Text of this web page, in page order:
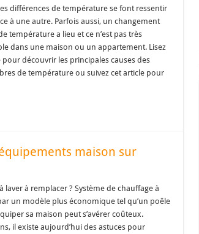
différences de température se font ressentir
à une autre. Parfois aussi, un changement
température a lieu et ce n’est pas très
dans une maison ou un appartement. Lisez
pour découvrir les principales causes des
de température ou suivez cet article pour
maison sur
laver à remplacer ? Système de chauffage à
un modèle plus économique tel qu’un poêle
sa maison peut s’avérer coûteux.
il existe aujourd’hui des astuces pour